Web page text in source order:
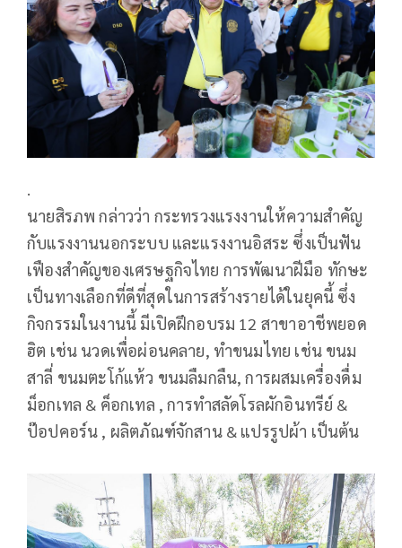
.
นายสิรภพ กล่าวว่า กระทรวงแรงงานให้ความสำคัญ
กับแรงงานนอกระบบ และแรงงานอิสระ ซึ่งเป็นฟัน
เฟืองสำคัญของเศรษฐกิจไทย การพัฒนาฝีมือ ทักษะ
เป็นทางเลือกที่ดีที่สุดในการสร้างรายได้ในยุคนี้ ซึ่ง
กิจกรรมในงานนี้ มีเปิดฝึกอบรม 12 สาขาอาชีพยอด
ฮิต เช่น นวดเพื่อผ่อนคลาย, ทำขนมไทย เช่น ขนม
สาลี่ ขนมตะโก้แห้ว ขนมลืมกลืน, การผสมเครื่องดื่ม
ม็อกเทล & ค็อกเทล , การทำสลัดโรลผักอินทรีย์ &
ป๊อปคอร์น , ผลิตภัณฑ์จักสาน & แปรรูปผ้า เป็นต้น